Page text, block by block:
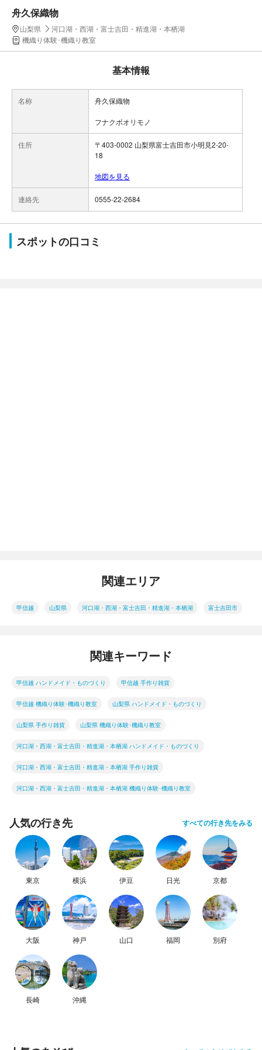
舟久保織物
山梨県
河口湖・西湖・富士吉田・精進湖・本栖湖
機織り体験･機織り教室
基本情報
名称 舟久保織物
フナクボオリモノ
住所
〒403-0002 山梨県富士吉田市小明見2-20-
18
地図を見る
連絡先 0555-22-2684
スポットの口コミ
関連エリア
甲信越 山梨県 河口湖・西湖・富士吉田・精進湖・本栖湖 富士吉田市
関連キーワード
甲信越 ハンドメイド・ものづくり 甲信越 手作り雑貨
甲信越 機織り体験･機織り教室 山梨県 ハンドメイド・ものづくり
山梨県 手作り雑貨 山梨県 機織り体験･機織り教室
河口湖・西湖・富士吉田・精進湖・本栖湖 ハンドメイド・ものづくり
河口湖・西湖・富士吉田・精進湖・本栖湖 手作り雑貨
河口湖・西湖・富士吉田・精進湖・本栖湖 機織り体験･機織り教室
人気の行き先 すべての行き先をみる
東京 横浜 伊豆 日光 京都
大阪 神戸 山口 福岡 別府
長崎 沖縄